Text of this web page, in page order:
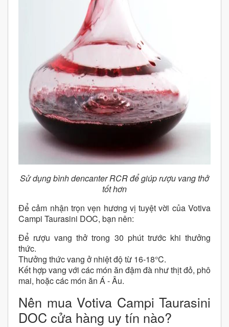
Sử dụng bình dencanter RCR để giúp rượu vang thở
tốt hơn
Để cảm nhận trọn vẹn hương vị tuyệt vời của Votiva
Campi Taurasini DOC, bạn nên:
Để rượu vang thở trong 30 phút trước khi thưởng
thức.
Thưởng thức vang ở nhiệt độ từ 16-18°C.
Kết hợp vang với các món ăn đậm đà như thịt đỏ, phô
mai, hoặc các món ăn Á - Âu.
Nên mua Votiva Campi Taurasini
DOC cửa hàng uy tín nào?